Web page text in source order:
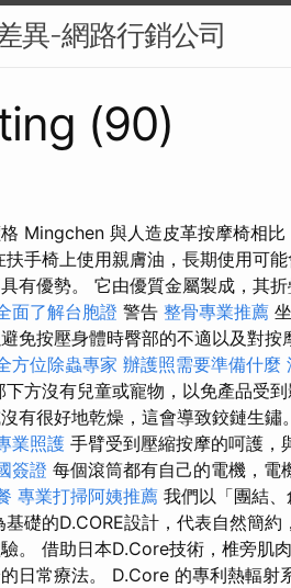
異-網路行銷公司
(90)
Mingchen 與人造皮革按摩椅相比
手椅上使用親膚油，長期使用可
有優勢。 它由優質金屬製成，其
面了解台胞證 警告 整骨專業推薦
免按壓身體時臀部的不適以及對按
方位除蟲專家 辦護照需要準備什麼
方沒有兒童或寵物，以免產品受到
有很好地乾燥，這會導致鉸鏈生鏽
業照護 手臂受到壓縮按摩的呵護，
簽證 每個滾筒都有自己的電機，電
專業打掃阿姨推薦 我們以「團結
礎的D.CORE設計，代表自然簡約
。 借助日本D.Core技術，椎旁肌
日常療法。 D.Core 的專利熱輻射